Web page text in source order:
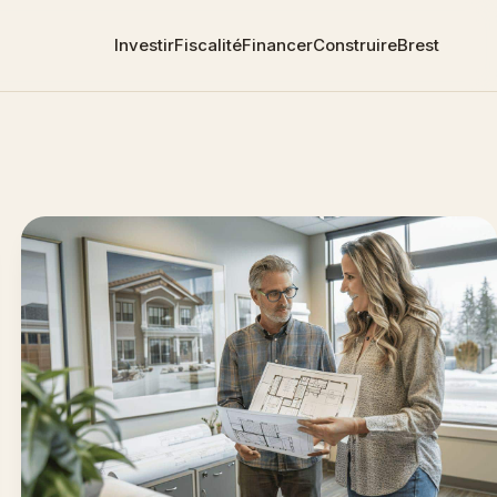
InvestirFiscalitéFinancerConstruireBrest